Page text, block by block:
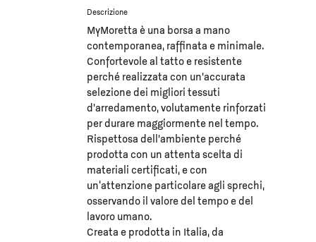
Descrizione
MyMoretta è una borsa a mano
contemporanea, raffinata e minimale.
Confortevole al tatto e resistente
perché realizzata con un’accurata
selezione dei migliori tessuti
d’arredamento, volutamente rinforzati
per durare maggiormente nel tempo.
Rispettosa dell’ambiente perché
prodotta con un attenta scelta di
materiali certificati, e con
un‘attenzione particolare agli sprechi,
osservando il valore del tempo e del
lavoro umano.
Creata e prodotta in Italia, da